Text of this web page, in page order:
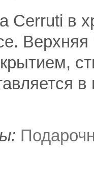
Cerruti в
Верхняя